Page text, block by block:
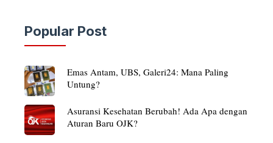
Popular Post
Emas Antam, UBS, Galeri24: Mana Paling
Untung?
Asuransi Kesehatan Berubah! Ada Apa dengan
Aturan Baru OJK?